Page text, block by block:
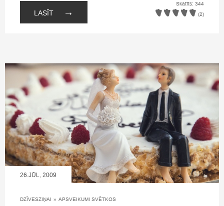
LASĪT →
Skatīts: 344
(2)
26.JŪL, 2009
DZĪVESZIŅAI » APSVEIKUMI SVĒTKOS